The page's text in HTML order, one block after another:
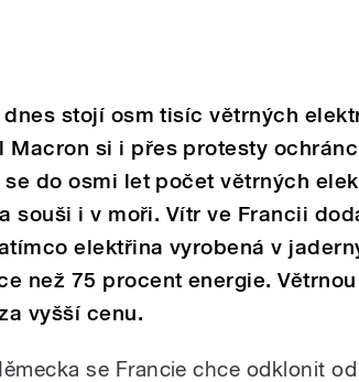
dnes stojí osm tisíc větrných
Macron si i přes protesty
do osmi let počet větrných
souši i v moři. Vítr ve Francii
elektřina vyrobená v
než 75 procent energie.
vyšší cenu.
se Francie chce odklonit